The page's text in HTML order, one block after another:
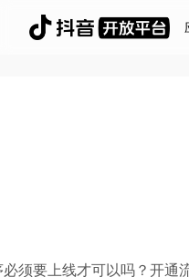
须要上线才可以吗？开通